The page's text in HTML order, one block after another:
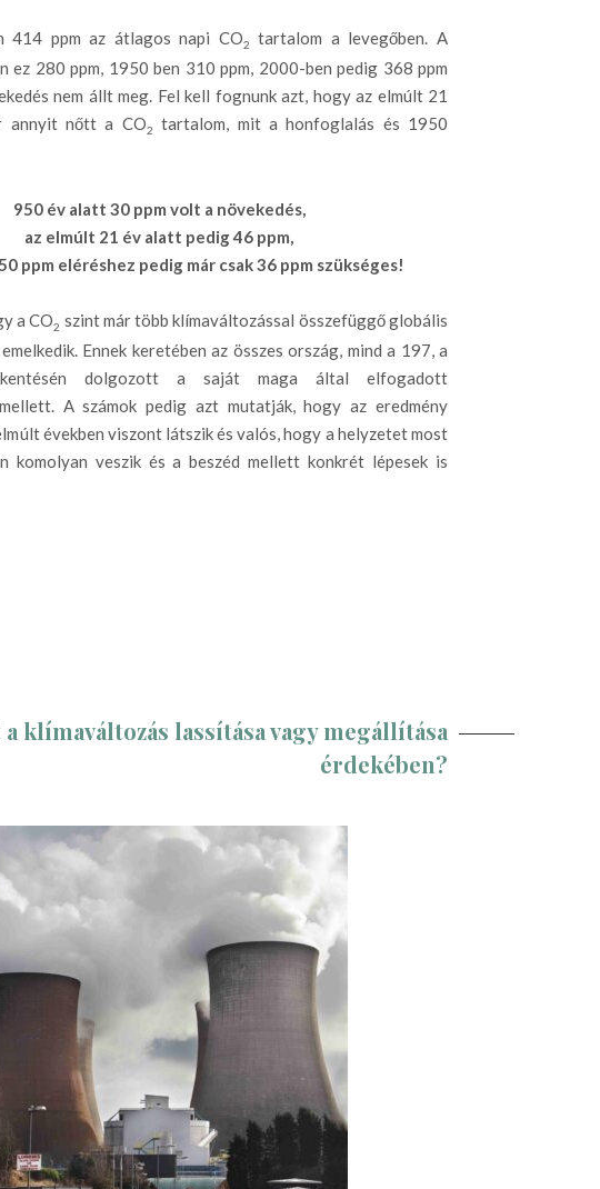
414 ppm az átlagos napi CO2
tartalom a levegőben. A
ez 280 ppm, 1950 ben 310 ppm, 2000-ben pedig 368 ppm
nem állt meg. Fel kell fognunk azt, hogy az elmúlt 21
annyit nőtt a CO2
tartalom, mit a honfoglalás és 1950
950 év alatt 30 ppm volt a növekedés,
az elmúlt 21 év alatt pedig 46 ppm,
ppm eléréshez pedig már csak 36 ppm szükséges!
a CO2 szint már több klímaváltozással összefüggő globális
Ennek keretében az összes ország, mind a 197, a
dolgozott a saját maga által elfogadott
A számok pedig azt mutatják, hogy az eredmény
években viszont látszik és valós, hogy a helyzetet most
komolyan veszik és a beszéd mellett konkrét lépesek is
klímaváltozás lassítása vagy megállítása
érdekében?